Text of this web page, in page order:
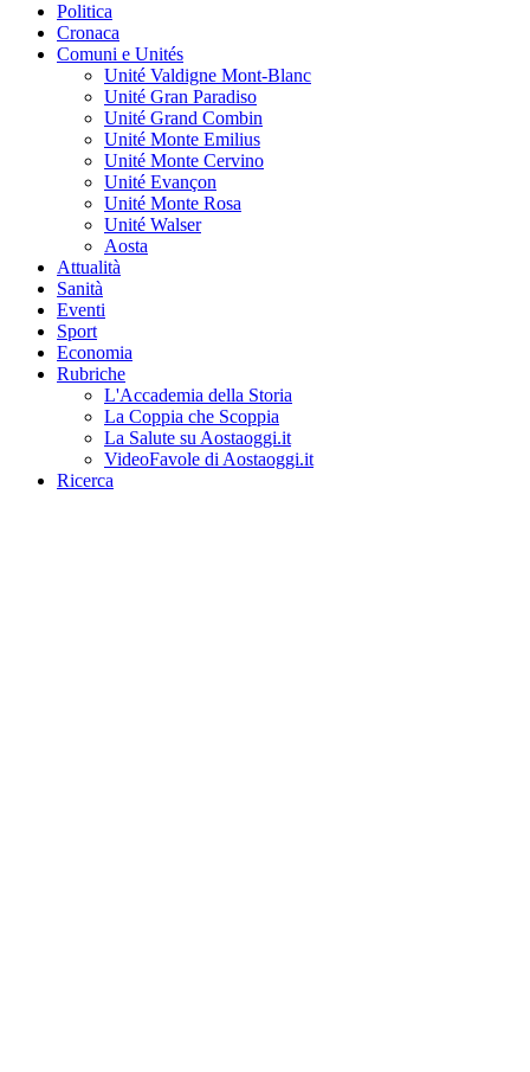
Politica
Cronaca
Comuni e Unités
Unité Valdigne Mont-Blanc
Unité Gran Paradiso
Unité Grand Combin
Unité Monte Emilius
Unité Monte Cervino
Unité Evançon
Unité Monte Rosa
Unité Walser
Aosta
Attualità
Sanità
Eventi
Sport
Economia
Rubriche
L'Accademia della Storia
La Coppia che Scoppia
La Salute su Aostaoggi.it
VideoFavole di Aostaoggi.it
Ricerca